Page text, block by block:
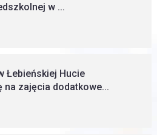
w ...
Łebieńskiej Hucie
na zajęcia dodatkowe...